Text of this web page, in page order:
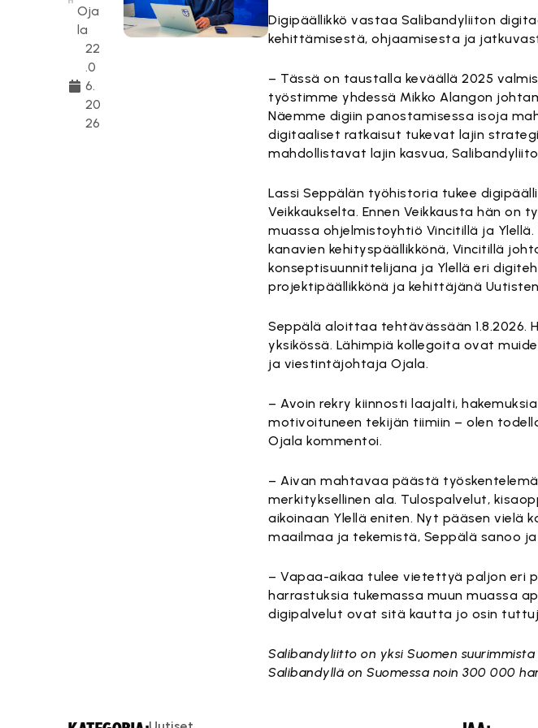
Oja
la
22
.0
6.
20
26
Digipäällikkö vastaa Salibandyliiton
kehittämisestä, ohjaamisesta ja
– Tässä on taustalla keväällä 2025
työstimme yhdessä Mikko Alangon
Näemme digiin panostamisessa isoja
digitaaliset ratkaisut tukevat lajin
mahdollistavat lajin kasvua,
Lassi Seppälän työhistoria tukee
Veikkaukselta. Ennen Veikkausta hän on
muassa ohjelmistoyhtiö Vincitillä ja
kanavien kehityspäällikkönä, Vincitillä
konseptisuunnittelijana ja Ylellä eri
projektipäällikkönä ja kehittäjänä
Seppälä aloittaa tehtävässään 1.8.2026.
yksikössä. Lähimpiä kollegoita ovat
ja viestintäjohtaja Ojala.
– Avoin rekry kiinnosti laajalti,
motivoituneen tekijän tiimiin – olen
Ojala kommentoi.
– Aivan mahtavaa päästä
merkityksellinen ala. Tulospalvelut,
aikoinaan Ylellä eniten. Nyt pääsen vielä
maailmaa ja tekemistä, Seppälä sanoo
– Vapaa-aikaa tulee vietettyä paljon eri
harrastuksia tukemassa muun muassa
digipalvelut ovat sitä kautta jo osin
Salibandyliitto on yksi Suomen
Salibandyllä on Suomessa noin 300 000